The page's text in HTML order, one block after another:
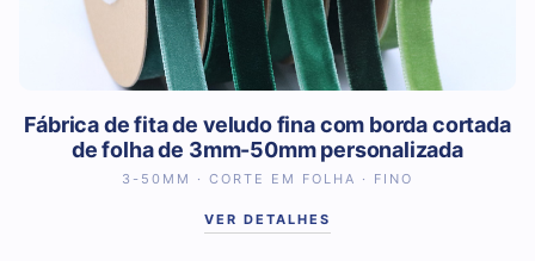
Fábrica de fita de veludo fina com borda cortada
de folha de 3mm-50mm personalizada
3-50MM · CORTE EM FOLHA · FINO
VER DETALHES